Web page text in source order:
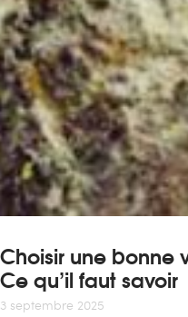
Choisir une bonne
Ce qu’il faut savoir
3 septembre 2025